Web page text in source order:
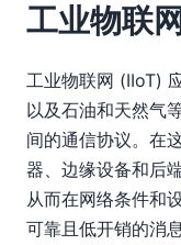
工业物联
工业物联网 (IIoT)
以及石油和天然气
间的通信协议。在
器、边缘设备和后
从而在网络条件和
可靠且低开销的消